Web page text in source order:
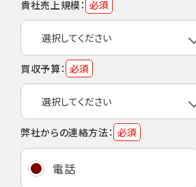
貴社売上規模： 必須
買収予算： 必須
弊社からの連絡方法： 必須
電話